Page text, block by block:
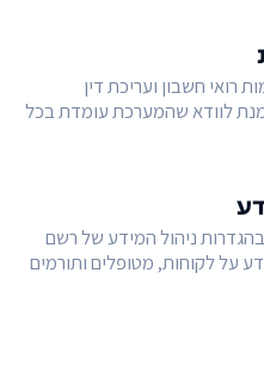
רואי חשבון ועריכת דין
לוודא שהמערכת עומדת בכל
ניהול המידע של רשם
על לקוחות, מטופלים ותורמים